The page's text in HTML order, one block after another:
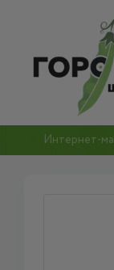
Интернет-